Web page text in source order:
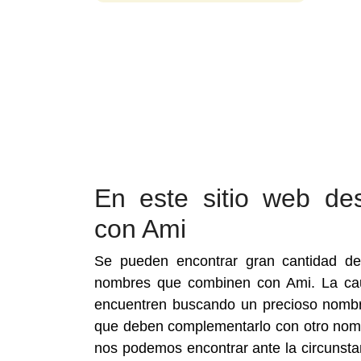
En este sitio web
con Ami
Se pueden encontrar gran cantidad
nombres que combinen con Ami. La
encuentren buscando un precioso
que deben complementarlo con otro
nos podemos encontrar ante la